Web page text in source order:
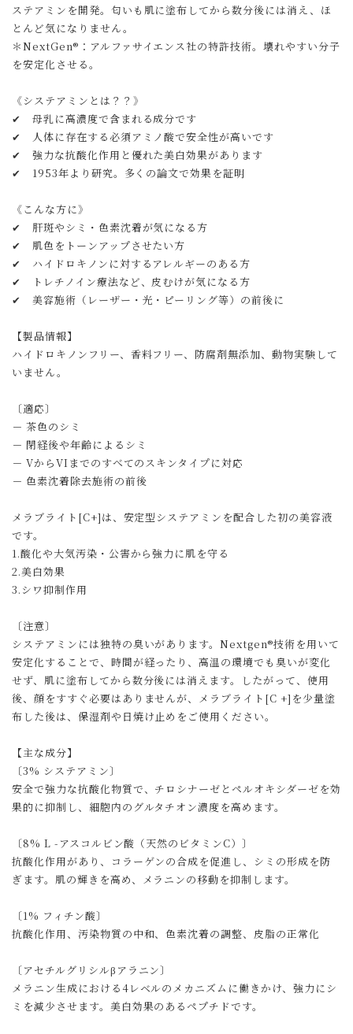
ステアミンを開発。匂いも肌に塗布してから数分後には消え、ほ
とんど気になりません。
＊NextGen®：アルファサイエンス社の特許技術。壊れやすい分子
を安定化させる。
《システアミンとは？？》
✔ 母乳に高濃度で含まれる成分です
✔ 人体に存在する必須アミノ酸で安全性が高いです
✔ 強力な抗酸化作用と優れた美白効果があります
✔ 1953年より研究。多くの論文で効果を証明
《こんな方に》
✔ 肝斑やシミ・色素沈着が気になる方
✔ 肌色をトーンアップさせたい方
✔ ハイドロキノンに対するアレルギーのある方
✔ トレチノイン療法など、皮むけが気になる方
✔ 美容施術（レーザー・光・ピーリング等）の前後に
【製品情報】
ハイドロキノンフリー、香料フリー、防腐剤無添加、動物実験して
いません。
〔適応〕
－ 茶色のシミ
－ 閉経後や年齢によるシミ
－ VからVIまでのすべてのスキンタイプに対応
－ 色素沈着除去施術の前後
メラブライト[C+]は、安定型システアミンを配合した初の美容液
です。
1.酸化や大気汚染・公害から強力に肌を守る
2.美白効果
3.シワ抑制作用
〔注意〕
システアミンには独特の臭いがあります。Nextgen®技術を用いて
安定化することで、時間が経ったり、高温の環境でも臭いが変化
せず、肌に塗布してから数分後には消えます。したがって、使用
後、顔をすすぐ必要はありませんが、メラブライト[C +]を少量塗
布した後は、保湿剤や日焼け止めをご使用ください。
【主な成分】
〔3% システアミン〕
安全で強力な抗酸化物質で、チロシナーゼとペルオキシダーゼを効
果的に抑制し、細胞内のグルタチオン濃度を高めます。
〔8% L -アスコルビン酸（天然のビタミンC）〕
抗酸化作用があり、コラーゲンの合成を促進し、シミの形成を防
ぎます。肌の輝きを高め、メラニンの移動を抑制します。
〔1% フィチン酸〕
抗酸化作用、汚染物質の中和、色素沈着の調整、皮脂の正常化
〔アセチルグリシルβアラニン〕
メラニン生成における4レベルのメカニズムに働きかけ、強力にシ
ミを減少させます。美白効果のあるペプチドです。